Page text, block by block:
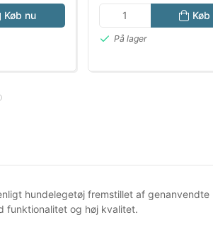
Køb nu Køb
På lager
hundelegetøj fremstillet af
funktionalitet og høj kvalitet.